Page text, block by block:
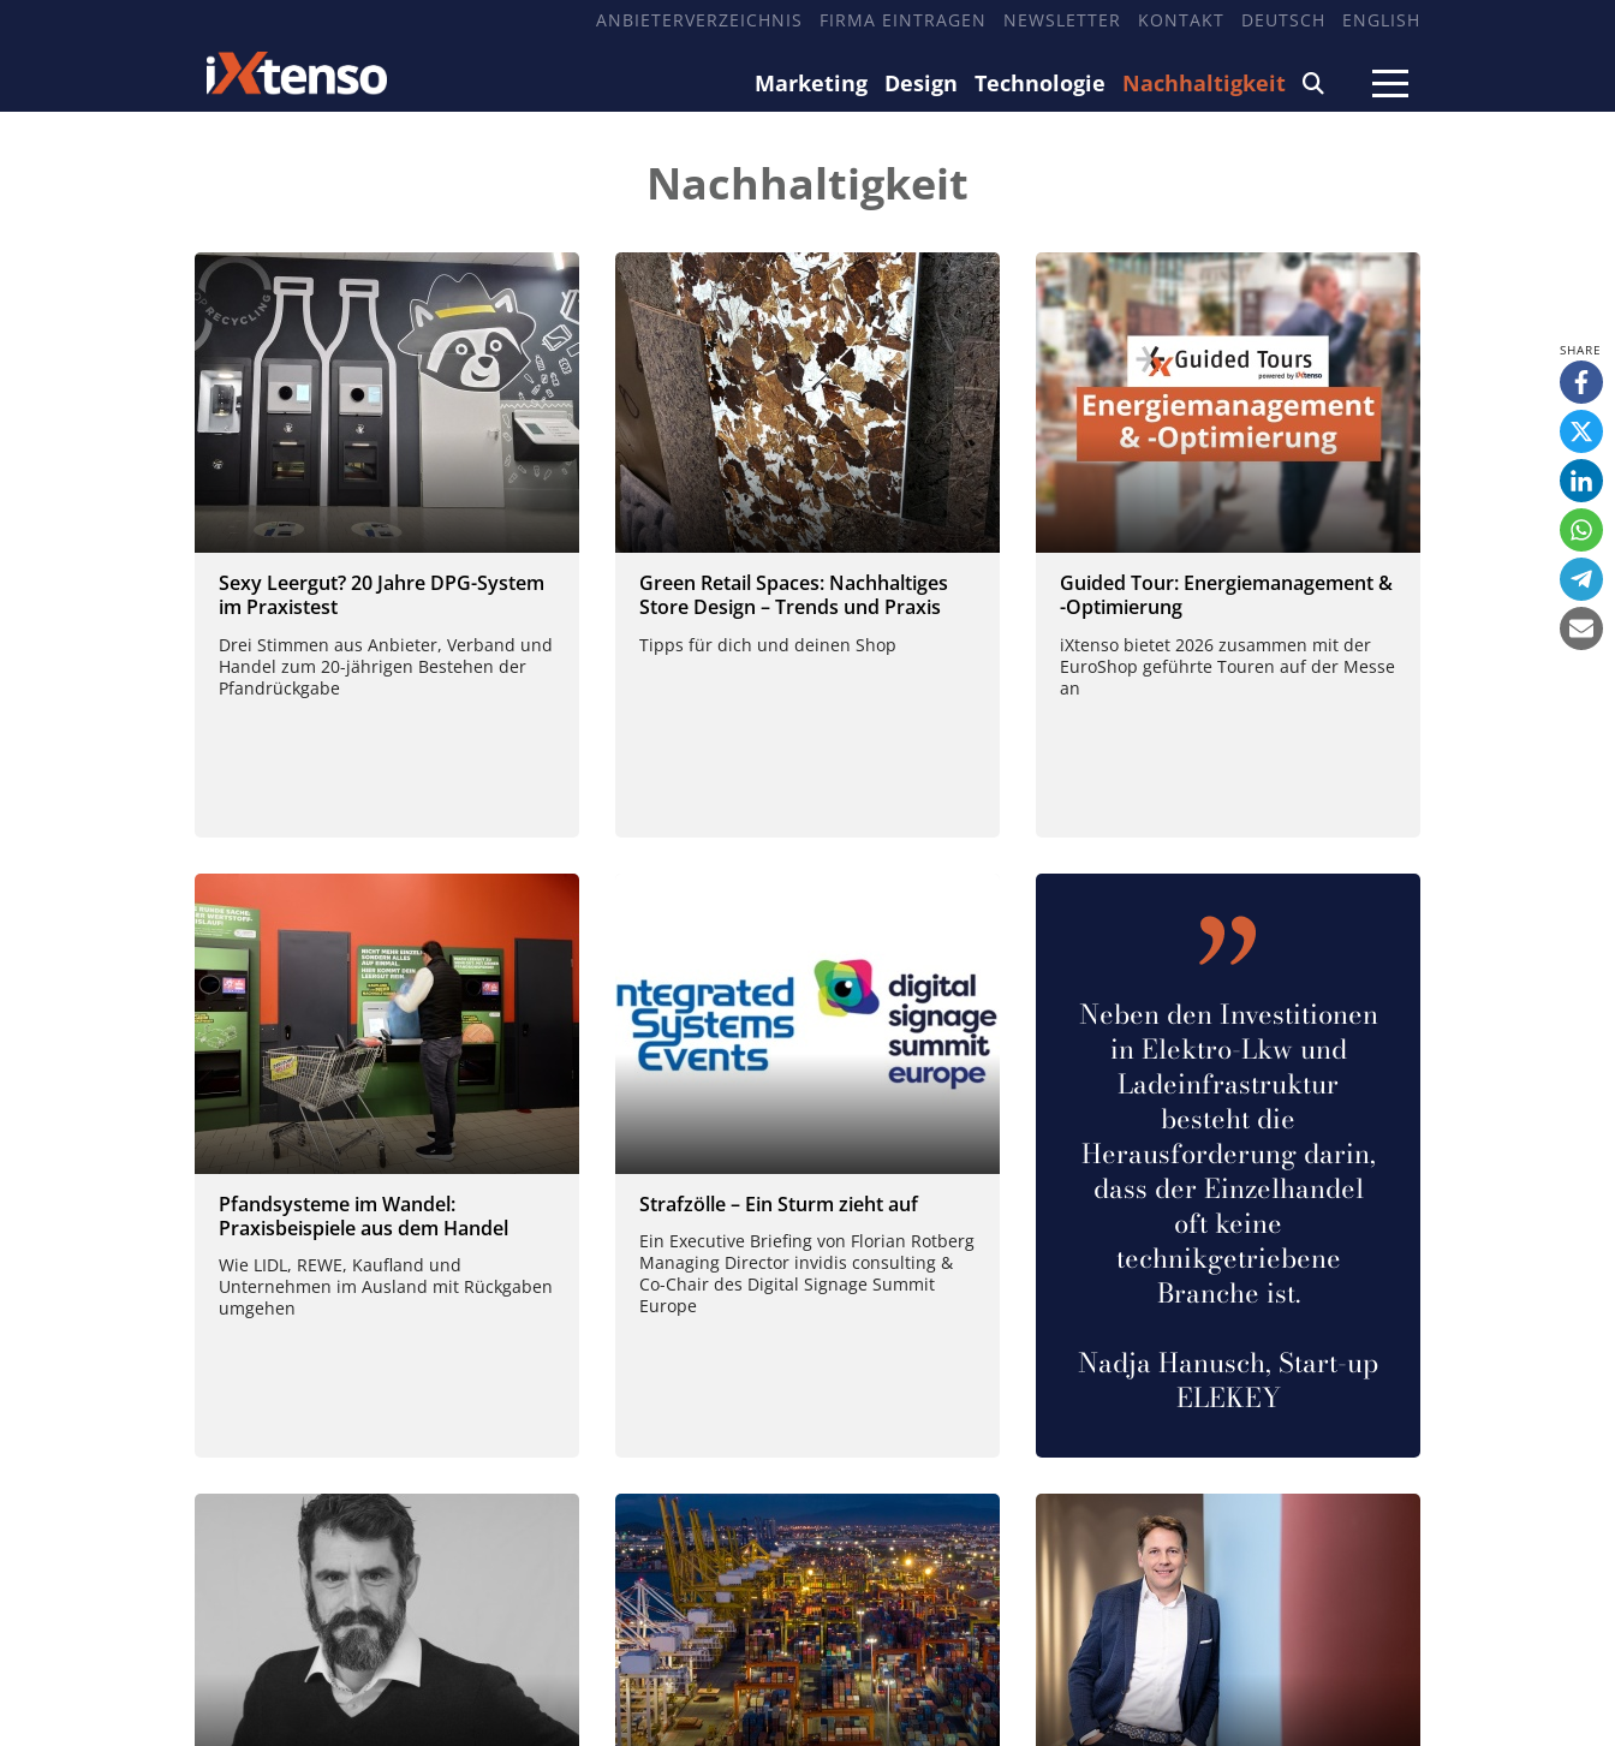
ANBIETERVERZEICHNIS FIRMA EINTRAGEN NEWSLETTER KONTAKT DEUTSCH ENGLISH
Marketing Design Technologie Nachhaltigkeit
Nachhaltigkeit
Sexy Leergut? 20 Jahre DPG-System
im Praxistest
Drei Stimmen aus Anbieter, Verband und
Handel zum 20-jährigen Bestehen der
Pfandrückgabe
Green Retail Spaces: Nachhaltiges
Store Design – Trends und Praxis
Tipps für dich und deinen Shop
Guided Tour: Energiemanagement &
-Optimierung
iXtenso bietet 2026 zusammen mit der
EuroShop geführte Touren auf der Messe
an
Pfandsysteme im Wandel:
Praxisbeispiele aus dem Handel
Wie LIDL, REWE, Kaufland und
Unternehmen im Ausland mit Rückgaben
umgehen
Strafzölle – Ein Sturm zieht auf
Ein Executive Briefing von Florian Rotberg
Managing Director invidis consulting &
Co-Chair des Digital Signage Summit
Europe
Neben den Investitionen
in Elektro-Lkw und
Ladeinfrastruktur
besteht die
Herausforderung darin,
dass der Einzelhandel
oft keine
technikgetriebene
Branche ist.
Nadja Hanusch, Start-up
ELEKEY